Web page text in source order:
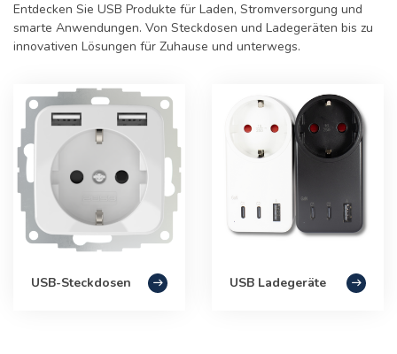
Entdecken Sie USB Produkte für Laden, Stromversorgung und
smarte Anwendungen. Von Steckdosen und Ladegeräten bis zu
innovativen Lösungen für Zuhause und unterwegs.
USB-Steckdosen USB Ladegeräte